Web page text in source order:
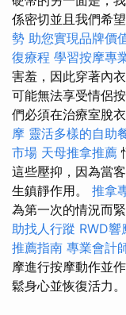
係密切並且我們希
勢 助您實現品牌價
復療程 學習按摩專
害羞，因此穿著內
可能無法享受情侶
們必須在治療室脫
摩 靈活多樣的自助
市場 天母推拿推薦
這些壓抑，因為當
生鎮靜作用。 推拿
為第一次的情況而
助找人行蹤 RWD響
推薦指南 專業會計
摩進行按摩動作並
鬆身心並恢復活力。